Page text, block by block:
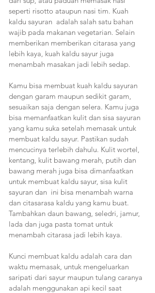
seperti risotto ataupun nasi tim. Kuah
kaldu sayuran  adalah salah satu bahan
wajib pada makanan vegetarian. Selain
memberikan memberikan citarasa yang
lebih kaya, kuah kaldu sayur juga
menambah masakan jadi lebih sedap.
Kamu bisa membuat kuah kaldu sayuran
dengan garam maupun sedikit garam,
sesuaikan saja dengan selera. Kamu juga
bisa memanfaatkan kulit dan sisa sayuran
yang kamu suka setelah memasak untuk
membuat kaldu sayur. Pastikan sudah
mencucinya terlebih dahulu. Kulit wortel,
kentang, kulit bawang merah, putih dan
bawang merah juga bisa dimanfaatkan
untuk membuat kaldu sayur, sisa kulit
sayuran dan  ini bisa menambah warna
dan citasarasa kaldu yang kamu buat.
Tambahkan daun bawang, seledri, jamur,
lada dan juga pasta tomat untuk
menambah citarasa jadi lebih kaya.
Kunci membuat kaldu adalah cara dan
waktu memasak, untuk mengeluarkan
saripati dari sayur maupun tulang caranya
adalah menggunakan api kecil saat